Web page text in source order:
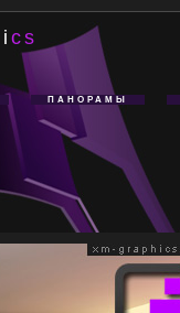
i cs
ПАНОРАМЫ